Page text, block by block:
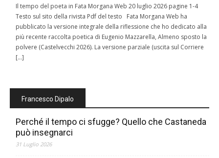
Il tempo del poeta in Fata Morgana Web 20 luglio 2026 pagine 1-4
Testo sul sito della rivista Pdf del testo Fata Morgana Web ha
pubblicato la versione integrale della riflessione che ho dedicato alla
più recente raccolta poetica di Eugenio Mazzarella, Almeno sposto la
polvere (Castelvecchi 2026). La versione parziale (uscita sul Corriere
[…]
Francesco Dipalo
Perché il tempo ci sfugge? Quello che Castaneda
può insegnarci
31 Luglio 2026